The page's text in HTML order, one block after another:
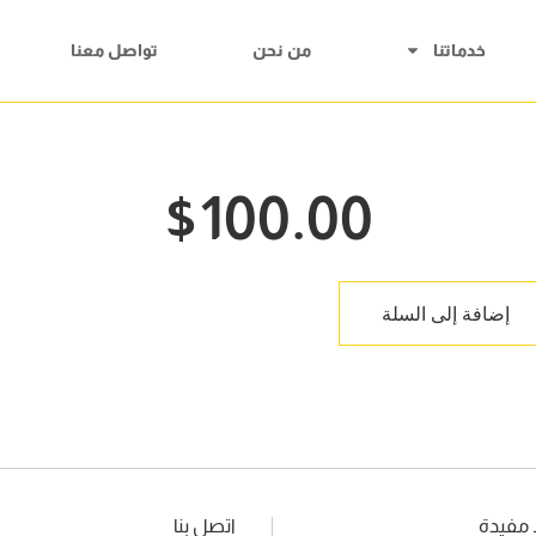
خدماتنا من نحن تواصل معنا
$100.00
إضافة إلى السلة
اتصل بنا مفيدة